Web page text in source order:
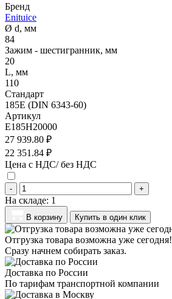
Бренд
Enituice
Ø d, мм
84
Зажим - шестигранник, мм
20
L, мм
110
Стандарт
185E (DIN 6343-60)
Артикул
E185H20000
27 939.80 ₽
22 351.84 ₽
Цена с НДС/ без НДС
- +
На складе: 1
В корзину Купить в один клик
Отгрузка товара возможна уже сегодня!
Сразу начнем собирать заказ.
Доставка по России
По тарифам транспортной компании